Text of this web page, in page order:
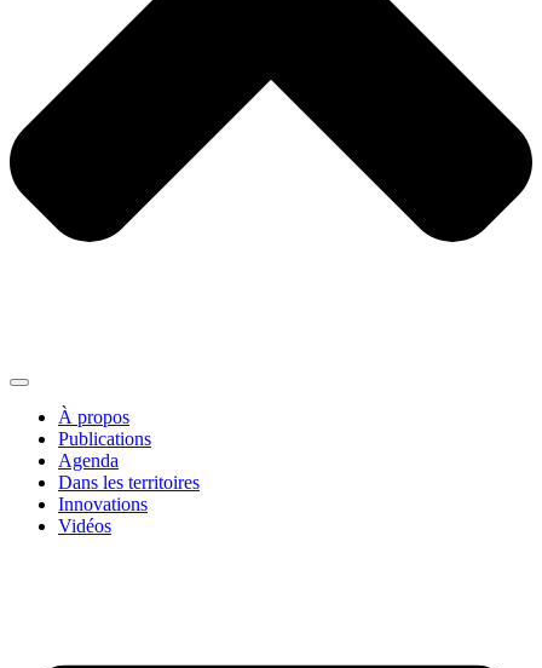
À propos
Publications
Agenda
Dans les territoires
Innovations
Vidéos